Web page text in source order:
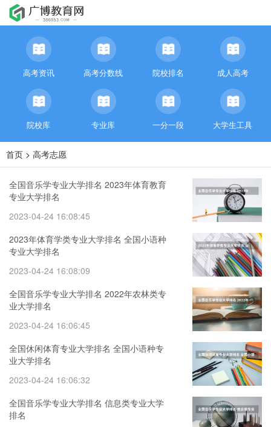
高考资讯 高考分数线 院校排名 成人高考
院校库 专业库 一分一段 大学生工具
首页 > 高考志愿
全国音乐学专业大学排名 2023年体育教育
专业大学排名
2023-04-24 16:08:45
2023年体育学类专业大学排名 全国小语种
专业大学排名
2023-04-24 16:08:09
全国音乐学专业大学排名 2022年农林类专
业大学排名
2023-04-24 16:06:45
全国休闲体育专业大学排名 全国小语种专
业大学排名
2023-04-24 16:06:32
全国音乐学专业大学排名 信息类专业大学
排名